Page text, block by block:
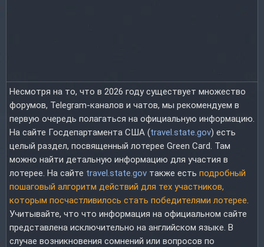
Несмотря на то, что в 2026 году существует множество
форумов, Telegram-каналов и чатов, мы рекомендуем в
первую очередь полагаться на официальную информацию.
На сайте Госдепартамента США (travel.state.gov) есть
целый раздел, посвященный лотерее Green Card. Там
можно найти детальную информацию для участия в
лотерее. На сайте travel.state.gov также есть подробный
пошаговый алгоритм действий для тех участников,
которым посчастливилось стать победителями лотерее
Учитывайте, что что информация на официальном сайте
представлена исключительно на английском языке. В
случае возникновения сомнений или вопросов по